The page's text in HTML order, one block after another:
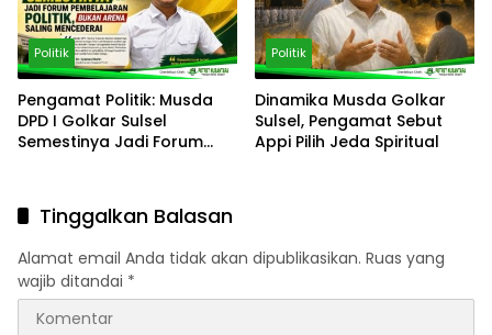
Politik
Pengamat Politik: Musda
DPD I Golkar Sulsel
Semestinya Jadi Forum
Politik
Dinamika Musda Golkar
Sulsel, Pengamat Sebut
Appi Pilih Jeda Spiritual
Tinggalkan Balasan
Alamat email Anda tidak akan dipublikasikan. Ruas yang
wajib ditandai *